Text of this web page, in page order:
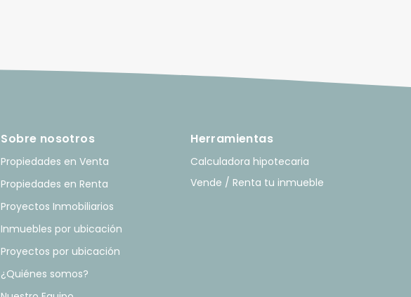
Sobre nosotros
Propiedades en Venta
Propiedades en Renta
Proyectos Inmobiliarios
Inmuebles por ubicación
Proyectos por ubicación
¿Quiénes somos?
Herramientas
Calculadora hipotecaria
Vende / Renta tu inmueble